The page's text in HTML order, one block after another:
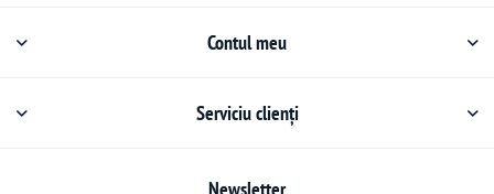
Contul meu
Serviciu clienți